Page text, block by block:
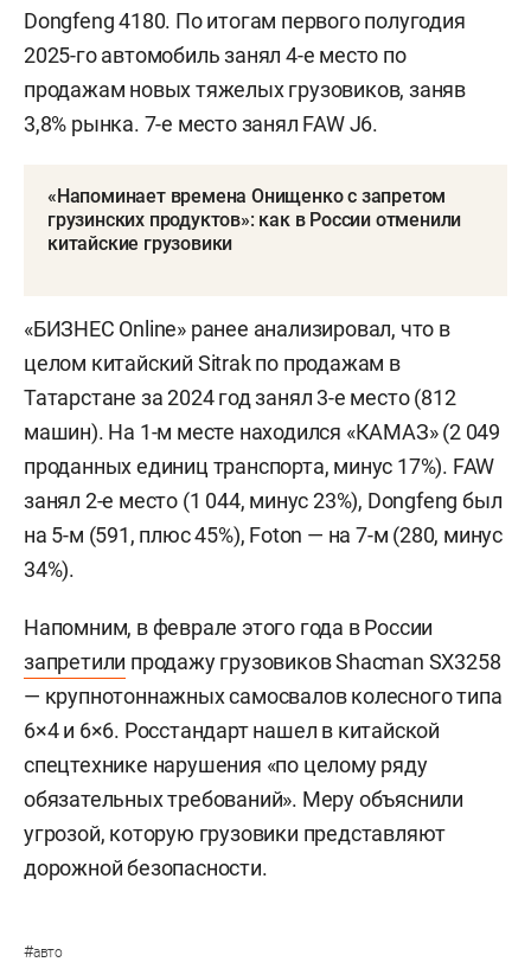
Dongfeng 4180. По итогам первого полугодия
2025-го автомобиль занял 4-е место по
продажам новых тяжелых грузовиков, заняв
3,8% рынка. 7-е место занял FAW J6.
«Напоминает времена Онищенко с запретом
грузинских продуктов»: как в России отменили
китайские грузовики
«БИЗНЕС Online» ранее анализировал, что в
целом китайский Sitrak по продажам в
Татарстане за 2024 год занял 3-е место (812
машин). На 1-м месте находился «КАМАЗ» (2 049
проданных единиц транспорта, минус 17%). FAW
занял 2-е место (1 044, минус 23%), Dongfeng был
на 5-м (591, плюс 45%), Foton — на 7-м (280, минус
34%).
Напомним, в феврале этого года в России
запретили продажу грузовиков Shacman SX3258
— крупнотоннажных самосвалов колесного типа
6×4 и 6×6. Росстандарт нашел в китайской
спецтехнике нарушения «по целому ряду
обязательных требований». Меру объяснили
угрозой, которую грузовики представляют
дорожной безопасности.
#авто